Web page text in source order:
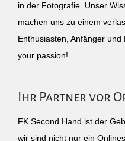
in der Fotografie. Unser
machen uns zu einem
Enthusiasten, Anfänger
your passion!
Ihr Partner vor
FK Second Hand ist der
wir sind nicht nur ein